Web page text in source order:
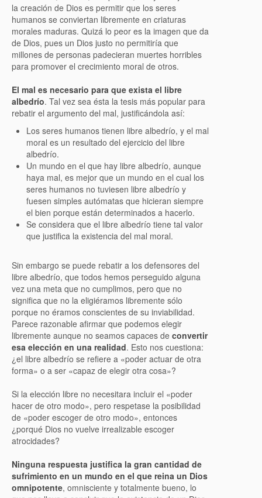
la creación de Dios es permitir que los seres
humanos se conviertan libremente en criaturas
morales maduras. Quizá lo peor es la imagen que da
de Dios, pues un Dios justo no permitiría que
millones de personas padecieran muertes horribles
para promover el crecimiento moral de otros.
El mal es necesario para que exista el libre
albedrío. Tal vez sea ésta la tesis más popular para
rebatir el argumento del mal, justificándola así:
Los seres humanos tienen libre albedrío, y el mal
moral es un resultado del ejercicio del libre
albedrío.
Un mundo en el que hay libre albedrío, aunque
haya mal, es mejor que un mundo en el cual los
seres humanos no tuviesen libre albedrío y
fuesen simples autómatas que hicieran siempre
el bien porque están determinados a hacerlo.
Se considera que el libre albedrío tiene tal valor
que justifica la existencia del mal moral.
Sin embargo se puede rebatir a los defensores del
libre albedrío, que todos hemos perseguido alguna
vez una meta que no cumplimos, pero que no
significa que no la eligiéramos libremente sólo
porque no éramos conscientes de su inviabilidad.
Parece razonable afirmar que podemos elegir
libremente aunque no seamos capaces de convertir
esa elección en una realidad. Esto nos cuestiona:
¿el libre albedrío se refiere a «poder actuar de otra
forma» o a ser «capaz de elegir otra cosa»?
Si la elección libre no necesitara incluir el «poder
hacer de otro modo», pero respetase la posibilidad
de «poder escoger de otro modo», entonces
¿porqué Dios no vuelve irrealizable escoger
atrocidades?
Ninguna respuesta justifica la gran cantidad de
sufrimiento en un mundo en el que reina un Dios
omnipotente, omnisciente y totalmente bueno, lo